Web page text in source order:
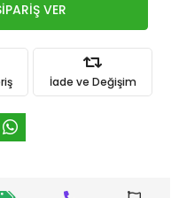
VER
İade ve Değişim